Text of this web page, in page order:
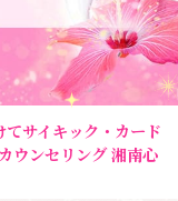
てサイキック・カード
ウンセリング 湘南心